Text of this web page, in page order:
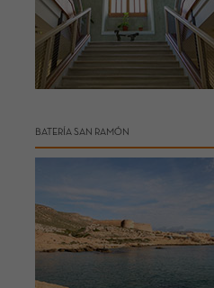
BATERÍA SAN RAMÓN